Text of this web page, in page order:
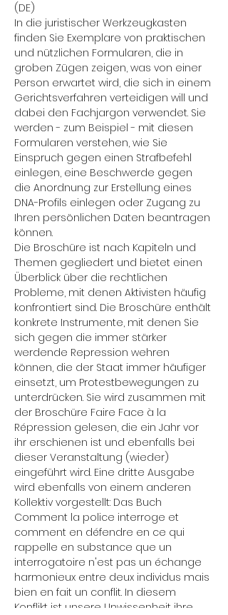
(DE)
In die juristischer Werkzeugkasten
finden Sie Exemplare von praktischen
und nützlichen Formularen, die in
groben Zügen zeigen, was von einer
Person erwartet wird, die sich in einem
Gerichtsverfahren verteidigen will und
dabei den Fachjargon verwendet. Sie
werden - zum Beispiel - mit diesen
Formularen verstehen, wie Sie
Einspruch gegen einen Strafbefehl
einlegen, eine Beschwerde gegen
die Anordnung zur Erstellung eines
DNA-Profils einlegen oder Zugang zu
Ihren persönlichen Daten beantragen
können.
Die Broschüre ist nach Kapiteln und
Themen gegliedert und bietet einen
Überblick über die rechtlichen
Probleme, mit denen Aktivisten häufig
konfrontiert sind. Die Broschüre enthält
konkrete Instrumente, mit denen Sie
sich gegen die immer stärker
werdende Repression wehren
können, die der Staat immer häufiger
einsetzt, um Protestbewegungen zu
unterdrücken. Sie wird zusammen mit
der Broschüre Faire Face à la
Répression gelesen, die ein Jahr vor
ihr erschienen ist und ebenfalls bei
dieser Veranstaltung (wieder)
eingeführt wird. Eine dritte Ausgabe
wird ebenfalls von einem anderen
Kollektiv vorgestellt: Das Buch
Comment la police interroge et
comment en défendre en ce qui
rappelle en substance que un
interrogatoire n'est pas un échange
harmonieux entre deux individus mais
bien en fait un conflit. In diesem
Konflikt ist unsere Unwissenheit ihre